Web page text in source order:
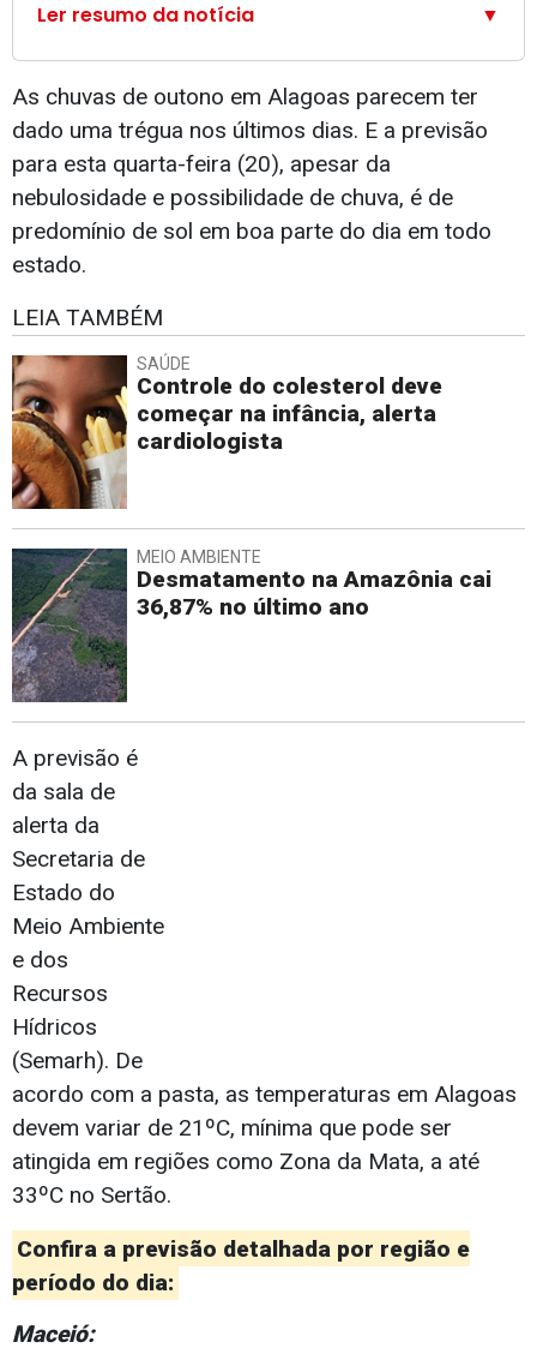
Ler resumo da notícia ▼
As chuvas de outono em Alagoas parecem ter
dado uma trégua nos últimos dias. E a previsão
para esta quarta-feira (20), apesar da
nebulosidade e possibilidade de chuva, é de
predomínio de sol em boa parte do dia em todo
estado.
LEIA TAMBÉM
SAÚDE
Controle do colesterol deve
começar na infância, alerta
cardiologista
MEIO AMBIENTE
Desmatamento na Amazônia cai
36,87% no último ano
A previsão é
da sala de
alerta da
Secretaria de
Estado do
Meio Ambiente
e dos
Recursos
Hídricos
(Semarh). De
acordo com a pasta, as temperaturas em Alagoas
devem variar de 21ºC, mínima que pode ser
atingida em regiões como Zona da Mata, a até
33ºC no Sertão.
Confira a previsão detalhada por região e
período do dia:
Maceió: